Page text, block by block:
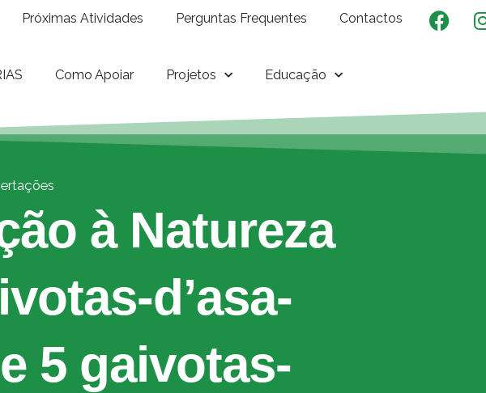
Próximas Atividades Perguntas Frequentes Contactos
Como Apoiar Projetos Educação
à Natureza
d’asa-
5 gaivotas-